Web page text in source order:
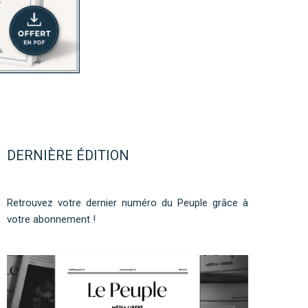
DERNIÈRE ÉDITION
Retrouvez votre dernier numéro du Peuple grâce à
votre abonnement !